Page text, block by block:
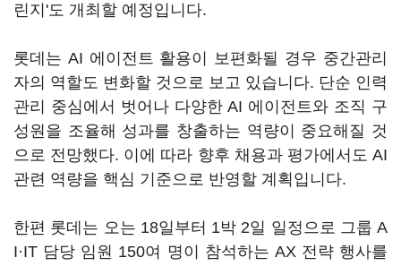
린지'도 개최할 예정입니다.
롯데는 AI 에이전트 활용이 보편화될 경우 중간관리
자의 역할도 변화할 것으로 보고 있습니다. 단순 인력
관리 중심에서 벗어나 다양한 AI 에이전트와 조직 구
성원을 조율해 성과를 창출하는 역량이 중요해질 것
으로 전망했다. 이에 따라 향후 채용과 평가에서도 AI
관련 역량을 핵심 기준으로 반영할 계획입니다.
한편 롯데는 오는 18일부터 1박 2일 일정으로 그룹 A
I·IT 담당 임원 150여 명이 참석하는 AX 전략 행사를